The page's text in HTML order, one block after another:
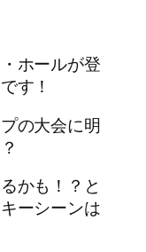
ホールが登
す！
の大会に明
かも！？と
ーシーンは